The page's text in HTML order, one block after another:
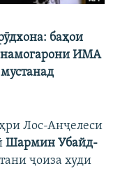
баҳои
ИМА
Лос-Анҷелеси
Шармин Убайд-
ҷоиза худи